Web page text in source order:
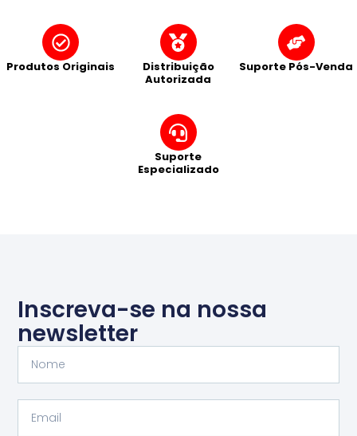
Produtos Originais
Distribuição
Autorizada
Suporte Pós-Venda
Suporte
Especializado
Inscreva-se na nossa
newsletter